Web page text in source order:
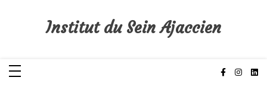
Institut du Sein Ajaccien